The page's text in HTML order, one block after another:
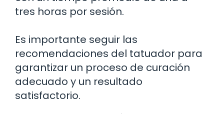
tres horas por sesión.
Es importante seguir las
recomendaciones del tatuador para
garantizar un proceso de curación
adecuado y un resultado
satisfactorio.